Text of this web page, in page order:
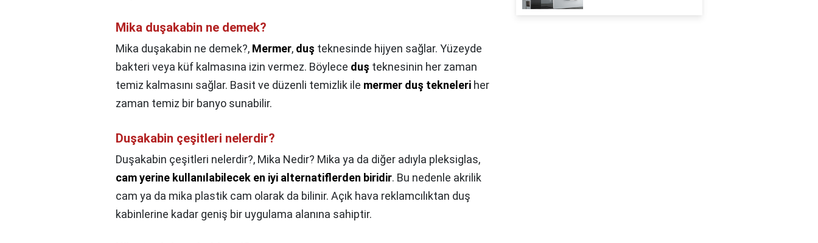
Mika duşakabin ne demek?
Mika duşakabin ne demek?, Mermer, duş teknesinde hijyen sağlar. Yüzeyde
bakteri veya küf kalmasına izin vermez. Böylece duş teknesinin her zaman
temiz kalmasını sağlar. Basit ve düzenli temizlik ile mermer duş tekneleri her
zaman temiz bir banyo sunabilir.
Duşakabin çeşitleri nelerdir?
Duşakabin çeşitleri nelerdir?, Mika Nedir? Mika ya da diğer adıyla pleksiglas,
cam yerine kullanılabilecek en iyi alternatiflerden biridir. Bu nedenle akrilik
cam ya da mika plastik cam olarak da bilinir. Açık hava reklamcılıktan duş
kabinlerine kadar geniş bir uygulama alanına sahiptir.